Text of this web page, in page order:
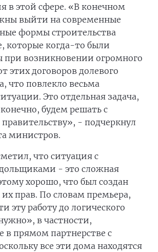
в этой сфере. «В конечном
выйти на современные
формы строительства
которые когда-то были
при возникновении огромного
этих договоров долевого
что повлекло весьма
Это отдельная задача,
будем решать с
- подчеркнул
министров.
что ситуация с
- это сложная
хорошо, что был создан
прав. По словам премьера,
эту работу до логического
в частности,
в прямом партнерстве с
все эти дома находятся